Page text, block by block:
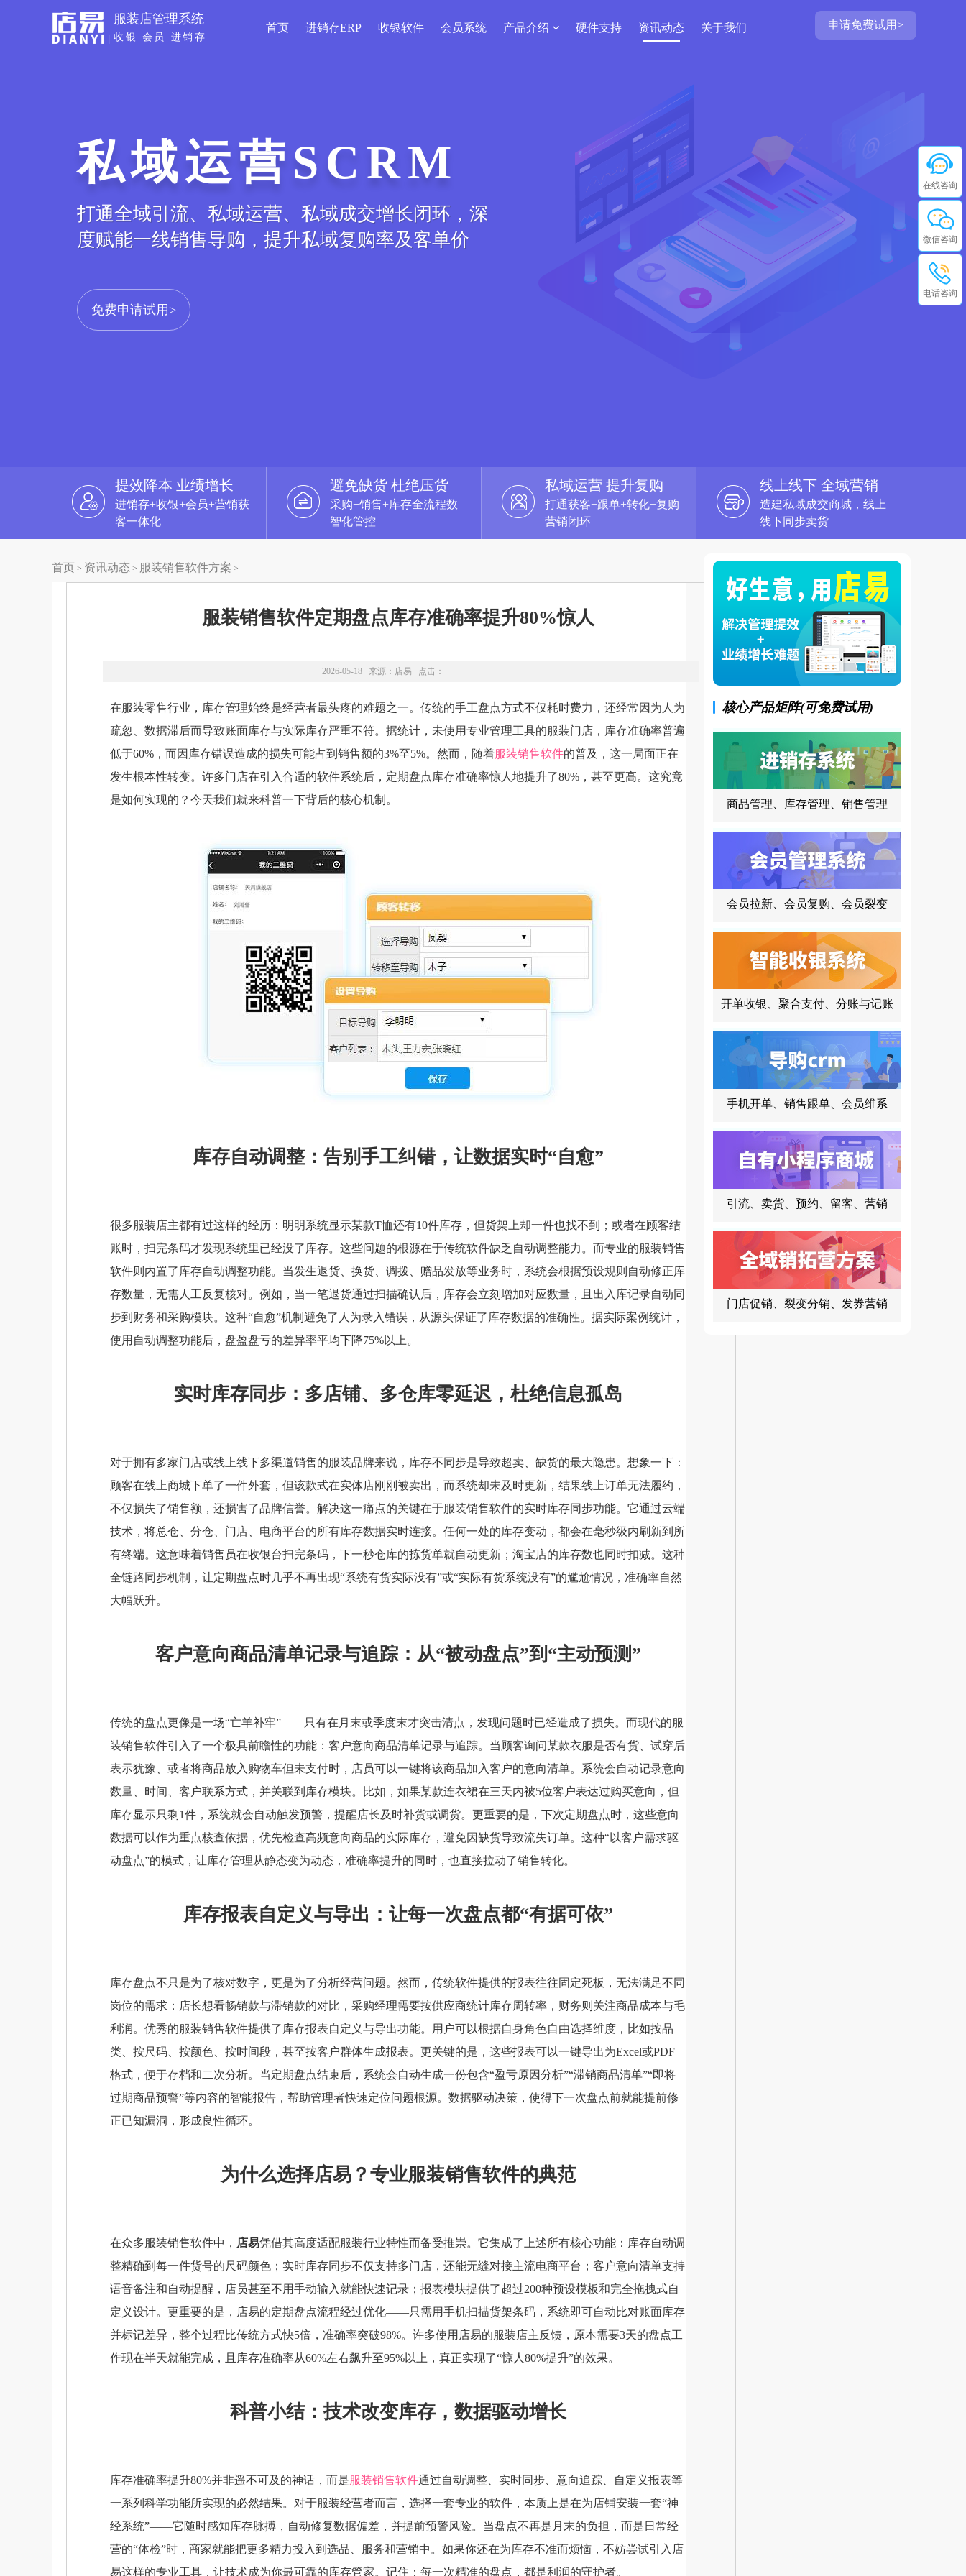
申请免费试用>
服装店管理系统
收银.会员.进销存
首页 进销存ERP 收银软件 会员系统 产品介绍 硬件支持 资讯动态 关于我们
私域运营SCRM
打通全域引流、私域运营、私域成交增长闭环，深
度赋能一线销售导购，提升私域复购率及客单价
免费申请试用>
商城小程序
服装专属小程序电商平台，线上线下商品、会员、
库存、订单等数据实时同步，打造服装新零售o2o
免费申请试用>
提效降本 业绩增长
进销存+收银+会员+营销获
客一体化
避免缺货 杜绝压货
采购+销售+库存全流程数
智化管控
私域运营 提升复购
打通获客+跟单+转化+复购
营销闭环
线上线下 全域营销
造建私域成交商城，线上
线下同步卖货
首页 > 资讯动态 > 服装销售软件方案 >
服装销售软件定期盘点库存准确率提升80%惊人
2026-05-18 来源： 店易 点击：
在服装零售行业，库存管理始终是经营者最头疼的难题之一。传统的手工盘点方式不仅耗时费力，还经常因为人为
疏忽、数据滞后而导致账面库存与实际库存严重不符。据统计，未使用专业管理工具的服装门店，库存准确率普遍
低于60%，而因库存错误造成的损失可能占到销售额的3%至5%。然而，随着服装销售软件的普及，这一局面正在
发生根本性转变。许多门店在引入合适的软件系统后，定期盘点库存准确率惊人地提升了80%，甚至更高。这究竟
是如何实现的？今天我们就来科普一下背后的核心机制。
库存自动调整：告别手工纠错，让数据实时“自愈”
很多服装店主都有过这样的经历：明明系统显示某款T恤还有10件库存，但货架上却一件也找不到；或者在顾客结
账时，扫完条码才发现系统里已经没了库存。这些问题的根源在于传统软件缺乏自动调整能力。而专业的服装销售
软件则内置了库存自动调整功能。当发生退货、换货、调拨、赠品发放等业务时，系统会根据预设规则自动修正库
存数量，无需人工反复核对。例如，当一笔退货通过扫描确认后，库存会立刻增加对应数量，且出入库记录自动同
步到财务和采购模块。这种“自愈”机制避免了人为录入错误，从源头保证了库存数据的准确性。据实际案例统计，
使用自动调整功能后，盘盈盘亏的差异率平均下降75%以上。
实时库存同步：多店铺、多仓库零延迟，杜绝信息孤岛
对于拥有多家门店或线上线下多渠道销售的服装品牌来说，库存不同步是导致超卖、缺货的最大隐患。想象一下：
顾客在线上商城下单了一件外套，但该款式在实体店刚刚被卖出，而系统却未及时更新，结果线上订单无法履约，
不仅损失了销售额，还损害了品牌信誉。解决这一痛点的关键在于服装销售软件的实时库存同步功能。它通过云端
技术，将总仓、分仓、门店、电商平台的所有库存数据实时连接。任何一处的库存变动，都会在毫秒级内刷新到所
有终端。这意味着销售员在收银台扫完条码，下一秒仓库的拣货单就自动更新；淘宝店的库存数也同时扣减。这种
全链路同步机制，让定期盘点时几乎不再出现“系统有货实际没有”或“实际有货系统没有”的尴尬情况，准确率自然
大幅跃升。
客户意向商品清单记录与追踪：从“被动盘点”到“主动预测”
传统的盘点更像是一场“亡羊补牢”——只有在月末或季度末才突击清点，发现问题时已经造成了损失。而现代的服
装销售软件引入了一个极具前瞻性的功能：客户意向商品清单记录与追踪。当顾客询问某款衣服是否有货、试穿后
表示犹豫、或者将商品放入购物车但未支付时，店员可以一键将该商品加入客户的意向清单。系统会自动记录意向
数量、时间、客户联系方式，并关联到库存模块。比如，如果某款连衣裙在三天内被5位客户表达过购买意向，但
库存显示只剩1件，系统就会自动触发预警，提醒店长及时补货或调货。更重要的是，下次定期盘点时，这些意向
数据可以作为重点核查依据，优先检查高频意向商品的实际库存，避免因缺货导致流失订单。这种“以客户需求驱
动盘点”的模式，让库存管理从静态变为动态，准确率提升的同时，也直接拉动了销售转化。
库存报表自定义与导出：让每一次盘点都“有据可依”
库存盘点不只是为了核对数字，更是为了分析经营问题。然而，传统软件提供的报表往往固定死板，无法满足不同
岗位的需求：店长想看畅销款与滞销款的对比，采购经理需要按供应商统计库存周转率，财务则关注商品成本与毛
利润。优秀的服装销售软件提供了库存报表自定义与导出功能。用户可以根据自身角色自由选择维度，比如按品
类、按尺码、按颜色、按时间段，甚至按客户群体生成报表。更关键的是，这些报表可以一键导出为Excel或PDF
格式，便于存档和二次分析。当定期盘点结束后，系统会自动生成一份包含“盈亏原因分析”“滞销商品清单”“即将
过期商品预警”等内容的智能报告，帮助管理者快速定位问题根源。数据驱动决策，使得下一次盘点前就能提前修
正已知漏洞，形成良性循环。
为什么选择店易？专业服装销售软件的典范
在众多服装销售软件中， 店易凭借其高度适配服装行业特性而备受推崇。它集成了上述所有核心功能：库存自动调
整精确到每一件货号的尺码颜色；实时库存同步不仅支持多门店，还能无缝对接主流电商平台；客户意向清单支持
语音备注和自动提醒，店员甚至不用手动输入就能快速记录；报表模块提供了超过200种预设模板和完全拖拽式自
定义设计。更重要的是，店易的定期盘点流程经过优化——只需用手机扫描货架条码，系统即可自动比对账面库存
并标记差异，整个过程比传统方式快5倍，准确率突破98%。许多使用店易的服装店主反馈，原本需要3天的盘点工
作现在半天就能完成，且库存准确率从60%左右飙升至95%以上，真正实现了“惊人80%提升”的效果。
科普小结：技术改变库存，数据驱动增长
库存准确率提升80%并非遥不可及的神话，而是服装销售软件通过自动调整、实时同步、意向追踪、自定义报表等
一系列科学功能所实现的必然结果。对于服装经营者而言，选择一套专业的软件，本质上是在为店铺安装一套“神
经系统”——它随时感知库存脉搏，自动修复数据偏差，并提前预警风险。当盘点不再是月末的负担，而是日常经
营的“体检”时，商家就能把更多精力投入到选品、服务和营销中。如果你还在为库存不准而烦恼，不妨尝试引入店
易这样的专业工具，让技术成为你最可靠的库存管家。记住：每一次精准的盘点，都是利润的守护者。
核心产品矩阵(可免费试用)
商品管理、库存管理、销售管理
会员拉新、会员复购、会员裂变
开单收银、聚合支付、分账与记账
手机开单、销售跟单、会员维系
引流、卖货、预约、留客、营销
门店促销、裂变分销、发券营销
在线咨询
微信咨询
电话咨询